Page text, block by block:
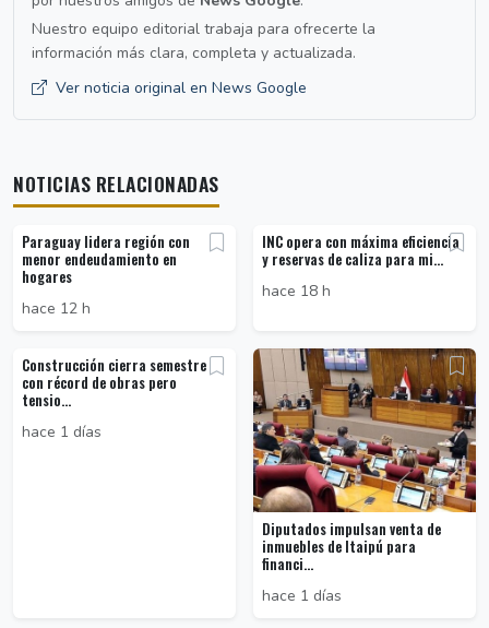
Nuestro equipo editorial trabaja para ofrecerte la
información más clara, completa y actualizada.
Ver noticia original en News Google
NOTICIAS RELACIONADAS
Paraguay lidera región con
menor endeudamiento en
hogares
hace 12 h
INC opera con máxima eficiencia
y reservas de caliza para mi...
hace 18 h
Construcción cierra semestre
con récord de obras pero
tensio...
hace 1 días
Diputados impulsan venta de
inmuebles de Itaipú para
financi...
hace 1 días